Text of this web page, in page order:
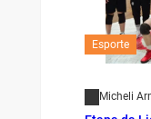
Esporte
Micheli